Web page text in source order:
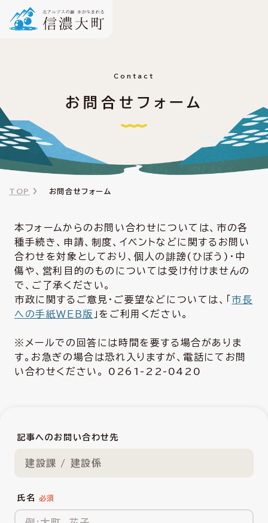
Contact
お問合せフォーム
TOP お問合せフォーム
本フォームからのお問い合わせについては、市の各
種手続き、申請、制度、イベントなどに関するお問い
合わせを対象としており、個人の誹謗(ひぼう)・中
傷や、営利目的のものについては受け付けませんの
で、ご了承ください。
市政に関するご意見・ご要望などについては、「市長
への手紙ＷＥＢ版 」をご利用ください。
※メールでの回答には時間を要する場合がありま
す。お急ぎの場合は恐れ入りますが、電話にてお問
い合わせください。 0261-22-0420
記事へのお問い合わせ先
建設課 / 建設係
氏名